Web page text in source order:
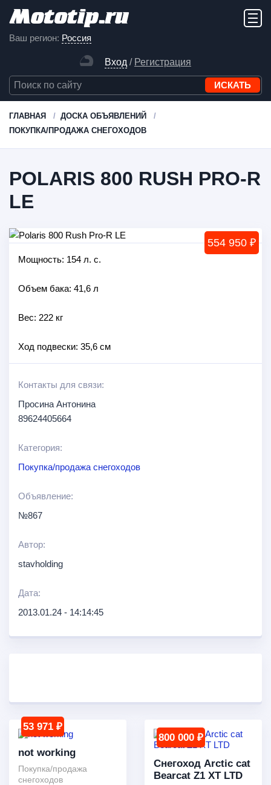
Ваш регион: Россия
Вход / Регистрация
ГЛАВНАЯ
ДОСКА ОБЪЯВЛЕНИЙ
ПОКУПКА/ПРОДАЖА СНЕГОХОДОВ
POLARIS 800 RUSH PRO-R
LE
554 950 ₽
Мощность: 154 л. с.
Объем бака: 41,6 л
Вес: 222 кг
Ход подвески: 35,6 см
Контакты для связи:
Просина Антонина
89624405664
Категория:
Покупка/продажа снегоходов
Объявление:
№867
Автор:
stavholding
Дата:
2013.01.24 - 14:14:45
53 971 ₽
not working
Покупка/продажа
снегоходов
800 000 ₽
Снегоход Arctic cat
Bearcat Z1 XT LTD